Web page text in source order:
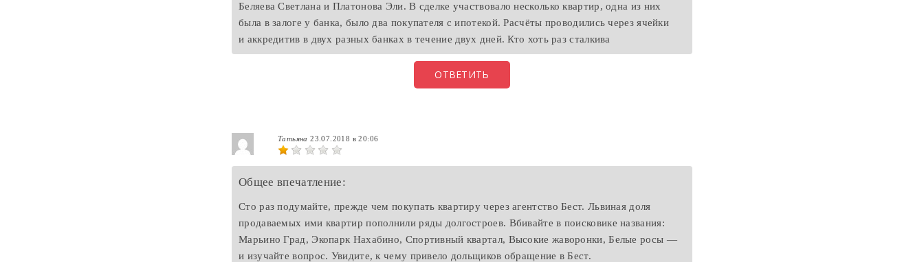
Беляева Светлана и Платонова Эли. В сделке участвовало несколько квартир, одна из них
была в залоге у банка, было два покупателя с ипотекой. Расчёты проводились через ячейки
и аккредитив в двух разных банках в течение двух дней. Кто хоть раз сталкива
ОТВЕТИТЬ
Татьяна23.07.2018 в 20:06
Общее впечатление:
Сто раз подумайте, прежде чем покупать квартиру через агентство Бест. Львиная доля
продаваемых ими квартир пополнили ряды долгостроев. Вбивайте в поисковике названия:
Марьино Град, Экопарк Нахабино, Спортивный квартал, Высокие жаворонки, Белые росы —
и изучайте вопрос. Увидите, к чему привело дольщиков обращение в Бест.